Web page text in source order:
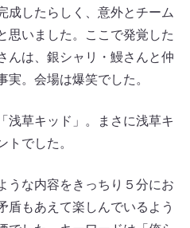
成したらしく、意外とチーム
思いました。ここで発覚した
んは、銀シャリ・鰻さんと仲
実。会場は爆笑でした。
浅草キッド」。まさに浅草キ
トでした。
うな内容をきっちり５分にお
盾もあえて楽しんでいるよう